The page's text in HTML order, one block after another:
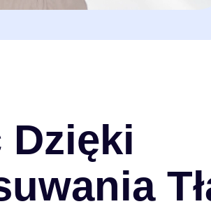
Dzięki